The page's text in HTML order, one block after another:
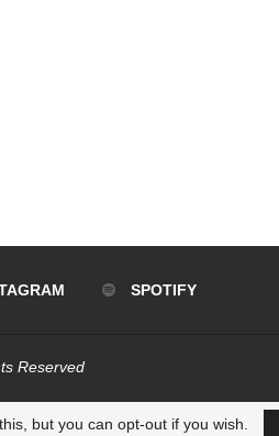
SPOTIFY
Reserved
but you can opt-out if you wish.